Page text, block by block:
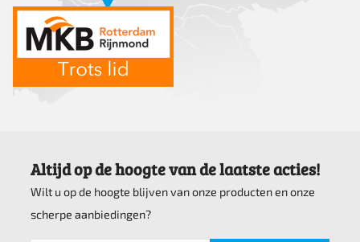
Altijd op de hoogte van de laatste acties!
Wilt u op de hoogte blijven van onze producten en onze
scherpe aanbiedingen?